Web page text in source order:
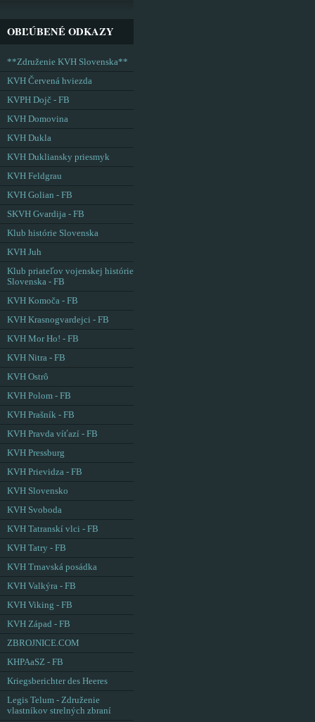
OBĽÚBENÉ ODKAZY
**Združenie KVH Slovenska**
KVH Červená hviezda
KVPH Dojč - FB
KVH Domovina
KVH Dukla
KVH Dukliansky priesmyk
KVH Feldgrau
KVH Golian - FB
SKVH Gvardija - FB
Klub histórie Slovenska
KVH Juh
Klub priateľov vojenskej histórie
Slovenska - FB
KVH Komoča - FB
KVH Krasnogvardejci - FB
KVH Mor Ho! - FB
KVH Nitra - FB
KVH Ostrô
KVH Polom - FB
KVH Prašník - FB
KVH Pravda víťazí - FB
KVH Pressburg
KVH Prievidza - FB
KVH Slovensko
KVH Svoboda
KVH Tatranskí vlci - FB
KVH Tatry - FB
KVH Trnavská posádka
KVH Valkýra - FB
KVH Viking - FB
KVH Západ - FB
ZBROJNICE.COM
KHPAaSZ - FB
Kriegsberichter des Heeres
Legis Telum - Združenie
vlastníkov strelných zbraní